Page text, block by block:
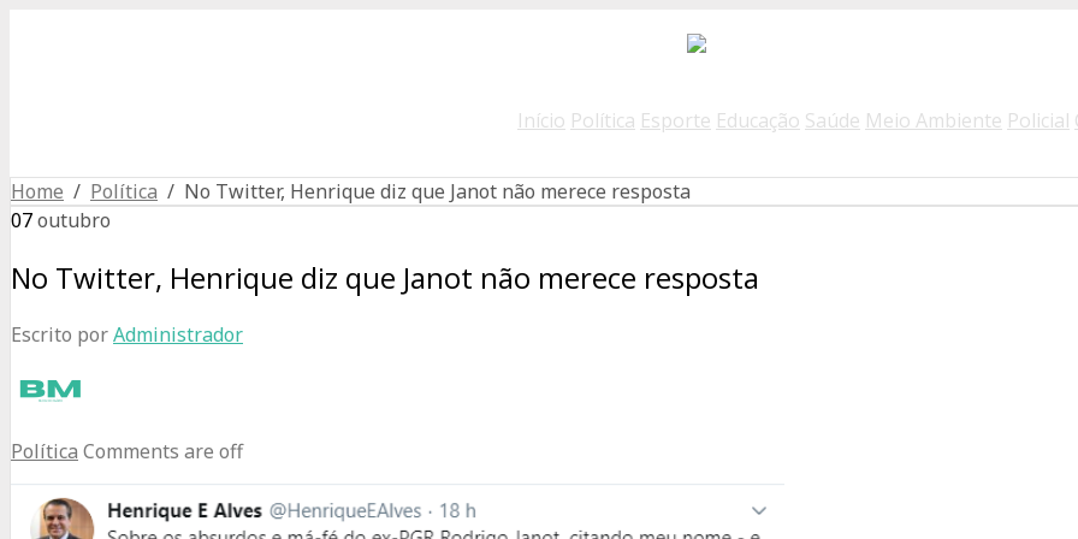
Início Política Esporte Educação Saúde Meio Ambiente Policial
Home / Política / No Twitter, Henrique diz que Janot não merece resposta
07outubro
No Twitter, Henrique diz que Janot não merece resposta
Escrito porAdministrador
Política Comments are off